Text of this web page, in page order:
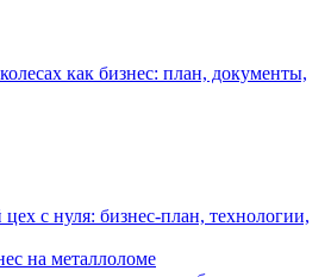
как бизнес: план, документы,
с нуля: бизнес-план, технологии,
на металлоломе